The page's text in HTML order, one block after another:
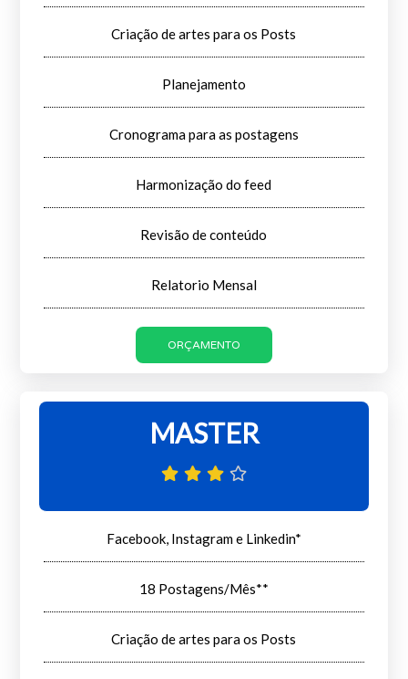
Criação de artes para os Posts
Planejamento
Cronograma para as postagens
Harmonização do feed
Revisão de conteúdo
Relatorio Mensal
ORÇAMENTO
MASTER
Facebook, Instagram e Linkedin*
18 Postagens/Mês**
Criação de artes para os Posts